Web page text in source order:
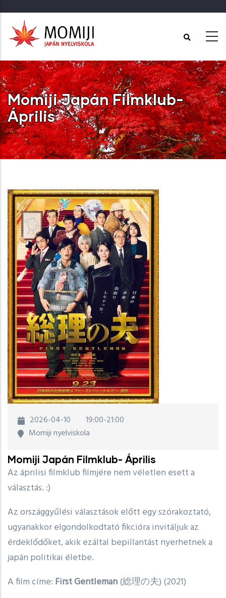
tartalomra
Momiji Japán Filmklub-
Április
Címlap - Momiji Japán Filmklub- Április
2026-04-10
19:00-21:00
Momiji nyelviskola
Momiji Japán Filmklub- Április
Az áprilisi filmklub filmjére nem véletlen esett a
választás. :)
Az országgyűlési választások előtt egy szórakoztató,
ugyanakkor elgondolkodtató fikcióra invitáljuk az
érdeklődőket, akik ezáltal bepillantást nyerhetnek a
japán politikai életbe.
A film címe: First Gentleman(総理の夫) (2021)